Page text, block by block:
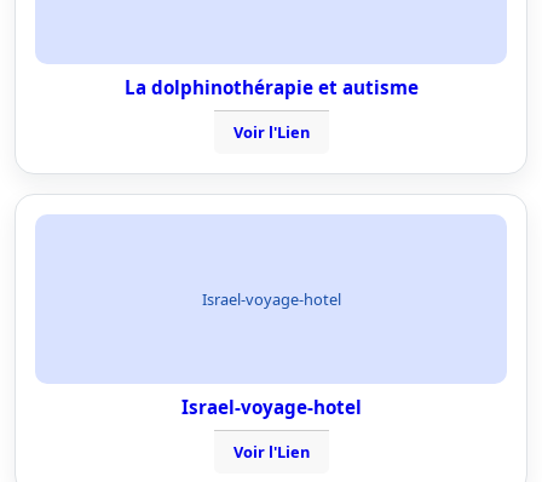
La dolphinothérapie et autisme
Voir l'Lien
Israel-voyage-hotel
Israel-voyage-hotel
Voir l'Lien